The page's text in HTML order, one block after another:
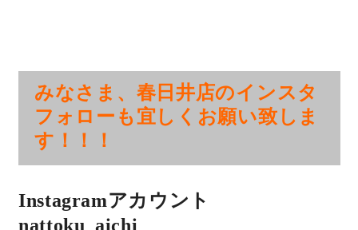
最響の家
nattoku住宅25周年記念モデル
みなさま、春日井店のインスタ
フォローも宜しくお願い致しま
す！！！
Instagramアカウント
nattoku_aichi